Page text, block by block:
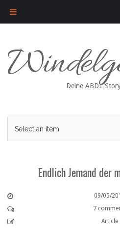
content
Deine ABDL-
Endlich Jemand der
09/05/
7
Article